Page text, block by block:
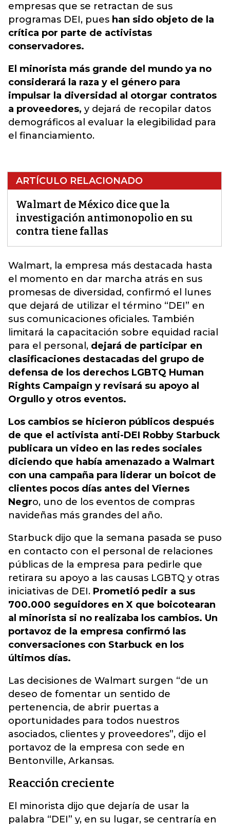
empresas que se retractan de sus
programas DEI, pues han sido objeto de la
crítica por parte de activistas
conservadores.
El minorista más grande del mundo ya no
considerará la raza y el género para
impulsar la diversidad al otorgar contratos
a proveedores, y dejará de recopilar datos
demográficos al evaluar la elegibilidad para
el financiamiento.
ARTÍCULO RELACIONADO
Walmart de México dice que la
investigación antimonopolio en su
contra tiene fallas
Walmart, la empresa más destacada hasta
el momento en dar marcha atrás en sus
promesas de diversidad, confirmó el lunes
que dejará de utilizar el término “DEI” en
sus comunicaciones oficiales. También
limitará la capacitación sobre equidad racial
para el personal, dejará de participar en
clasificaciones destacadas del grupo de
defensa de los derechos LGBTQ Human
Rights Campaign y revisará su apoyo al
Orgullo y otros eventos.
Los cambios se hicieron públicos después
de que el activista anti-DEI Robby Starbuck
publicara un video en las redes sociales
diciendo que había amenazado a Walmart
con una campaña para liderar un boicot de
clientes pocos días antes del Viernes
Negro, uno de los eventos de compras
navideñas más grandes del año.
Starbuck dijo que la semana pasada se puso
en contacto con el personal de relaciones
públicas de la empresa para pedirle que
retirara su apoyo a las causas LGBTQ y otras
iniciativas de DEI. Prometió pedir a sus
700.000 seguidores en X que boicotearan
al minorista si no realizaba los cambios. Un
portavoz de la empresa confirmó las
conversaciones con Starbuck en los
últimos días.
Las decisiones de Walmart surgen “de un
deseo de fomentar un sentido de
pertenencia, de abrir puertas a
oportunidades para todos nuestros
asociados, clientes y proveedores”, dijo el
portavoz de la empresa con sede en
Bentonville, Arkansas.
Reacción creciente
El minorista dijo que dejaría de usar la
palabra “DEI” y, en su lugar, se centraría en